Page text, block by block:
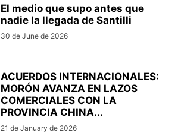
El medio que supo antes que
nadie la llegada de Santilli
30 de June de 2026
ACUERDOS INTERNACIONALES:
MORÓN AVANZA EN LAZOS
COMERCIALES CON LA
PROVINCIA CHINA...
21 de January de 2026